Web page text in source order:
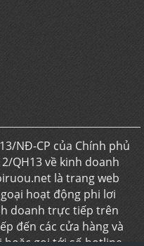
NĐ-CP của Chính phủ
QH13 về kinh doanh
là trang web
hoạt động phi lơi
doanh trực tiếp trên
đến các cửa hàng và
gọi tới số hotline